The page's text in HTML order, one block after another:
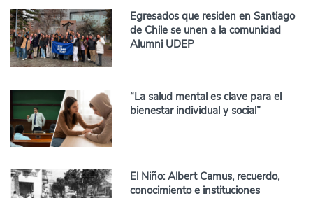
Egresados que residen en Santiago
de Chile se unen a la comunidad
Alumni UDEP
“La salud mental es clave para el
bienestar individual y social”
El Niño: Albert Camus, recuerdo,
conocimiento e instituciones